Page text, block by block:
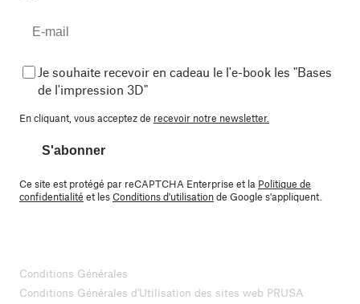
Je souhaite recevoir en cadeau le l'e-book les "Bases
de l'impression 3D"
En cliquant, vous acceptez de recevoir notre newsletter.
S'abonner
Ce site est protégé par reCAPTCHA Enterprise et la Politique de
confidentialité et lesConditions d'utilisationde Google s'appliquent.
Conditions Générales
Conditions Générales d'Utilisation des sites web PRUSA